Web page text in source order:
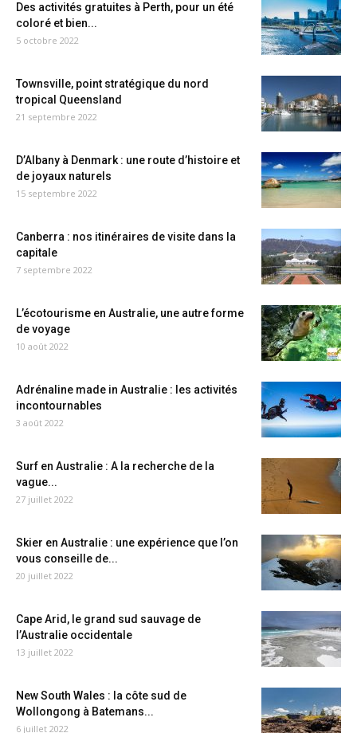
Des activités gratuites à Perth, pour un été
coloré et bien...
5 octobre 2022
Townsville, point stratégique du nord
tropical Queensland
21 septembre 2022
D’Albany à Denmark : une route d’histoire et
de joyaux naturels
15 septembre 2022
Canberra : nos itinéraires de visite dans la
capitale
7 septembre 2022
L’écotourisme en Australie, une autre forme
de voyage
10 août 2022
Adrénaline made in Australie : les activités
incontournables
3 août 2022
Surf en Australie : A la recherche de la
vague...
27 juillet 2022
Skier en Australie : une expérience que l’on
vous conseille de...
20 juillet 2022
Cape Arid, le grand sud sauvage de
l’Australie occidentale
13 juillet 2022
New South Wales : la côte sud de
Wollongong à Batemans...
6 juillet 2022